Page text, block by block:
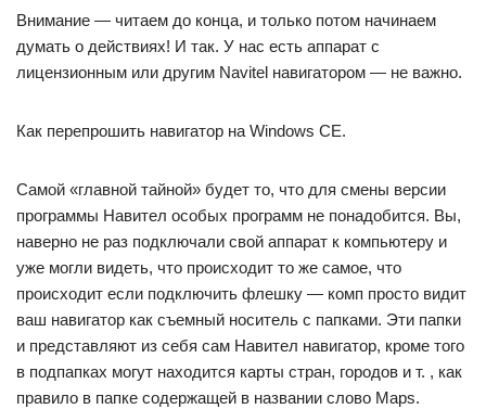
Внимание — читаем до конца, и только потом начинаем
думать о действиях! И так. У нас есть аппарат с
лицензионным или другим Navitel навигатором — не важно.
Как перепрошить навигатор на Windows CE.
Самой «главной тайной» будет то, что для смены версии
программы Навител особых программ не понадобится. Вы,
наверно не раз подключали свой аппарат к компьютеру и
уже могли видеть, что происходит то же самое, что
происходит если подключить флешку — комп просто видит
ваш навигатор как съемный носитель с папками. Эти папки
и представляют из себя сам Навител навигатор, кроме того
в подпапках могут находится карты стран, городов и т. , как
правило в папке содержащей в названии слово Maps.